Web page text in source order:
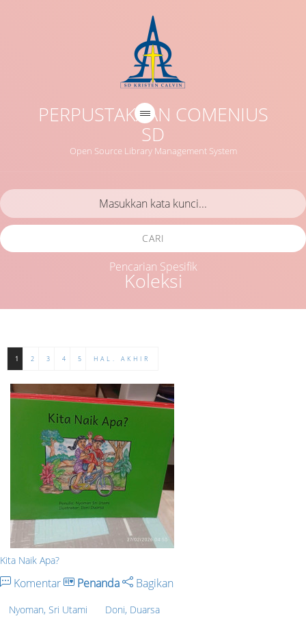
PERPUSTAKAAN COMENIUS
SD
Open Source Library Management System
Koleksi
CARI
Pencarian Spesifik
1 2 3 4 5 HAL. AKHIR
Kita Naik Apa?
Komentar Penanda Bagikan
Nyoman, Sri Utami Doni, Duarsa